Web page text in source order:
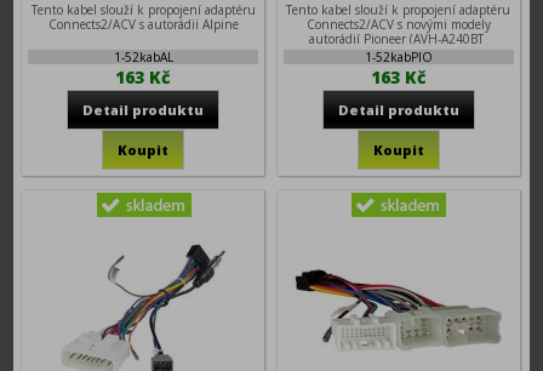
Tento kabel slouží k propojení adaptéru
Connects2/ACV s autorádii Alpine
1-52kabAL
163 Kč
Tento kabel slouží k propojení adaptéru
Connects2/ACV s novými modely
autorádií Pioneer (AVH-A240BT
1-52kabPIO
163 Kč